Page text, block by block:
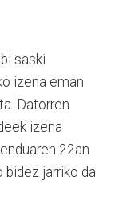
saski
izena eman
ta. Datorren
izena
22an
jarriko da